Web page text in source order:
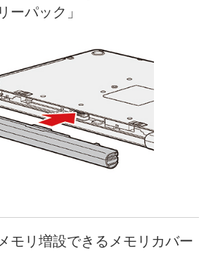
ーパック」
モリ増設できるメモリカバー